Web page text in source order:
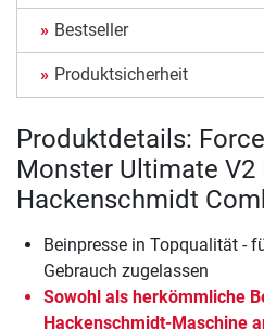
Bestseller
Produktsicherheit
Produktdetails:
Monster Ultimate V2
Hackenschmidt
Beinpresse in Topqualität -
Gebrauch zugelassen
Sowohl als herkömmliche
Hackenschmidt-Maschine